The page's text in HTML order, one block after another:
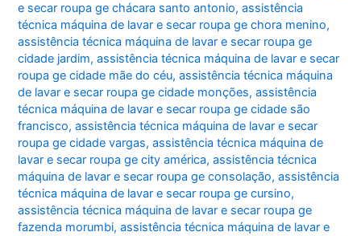
e secar roupa ge chácara santo antonio,assistência
técnica máquina de lavar e secar roupa ge chora menino,
assistência técnica máquina de lavar e secar roupa ge
cidade jardim,assistência técnica máquina de lavar e secar
roupa ge cidade mãe do céu,assistência técnica máquina
de lavar e secar roupa ge cidade monções,assistência
técnica máquina de lavar e secar roupa ge cidade são
francisco,assistência técnica máquina de lavar e secar
roupa ge cidade vargas,assistência técnica máquina de
lavar e secar roupa ge city américa,assistência técnica
máquina de lavar e secar roupa ge consolação,assistência
técnica máquina de lavar e secar roupa ge cursino,
assistência técnica máquina de lavar e secar roupa ge
fazenda morumbi,assistência técnica máquina de lavar e